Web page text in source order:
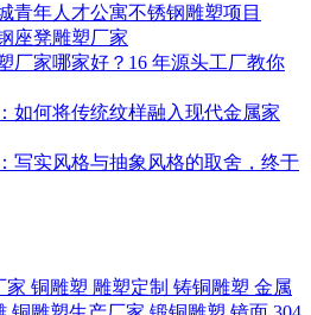
青年人才公寓不锈钢雕塑项目
座凳雕塑厂家
厂家哪家好？16 年源头工厂教你
如何将传统纹样融入现代金属家
写实风格与抽象风格的取舍，终于
家 铜雕塑 雕塑定制 铸铜雕塑 金属